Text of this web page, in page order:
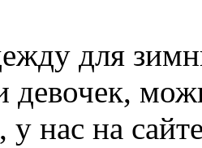
для
девочек,
у нас на